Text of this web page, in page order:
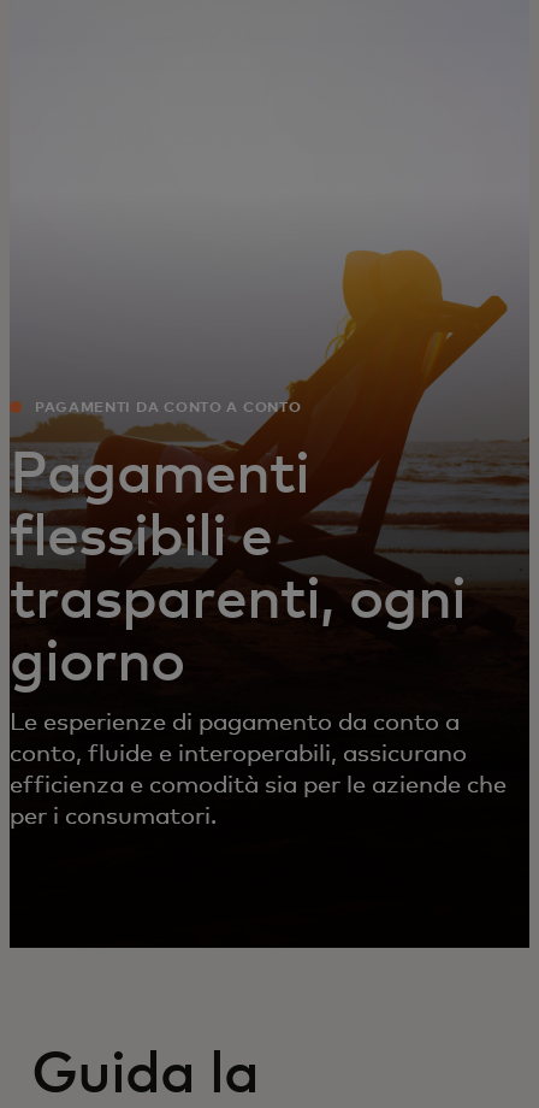
PAGAMENTI DA CONTO A CONTO
Pagamenti
flessibili e
trasparenti, ogni
giorno
Le esperienze di pagamento da conto a
conto, fluide e interoperabili, assicurano
efficienza e comodità sia per le aziende che
per i consumatori.
Guida la